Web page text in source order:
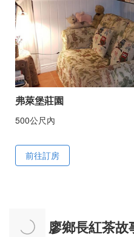
弗萊堡莊園
500公尺內
前往訂房
廖鄉長紅茶